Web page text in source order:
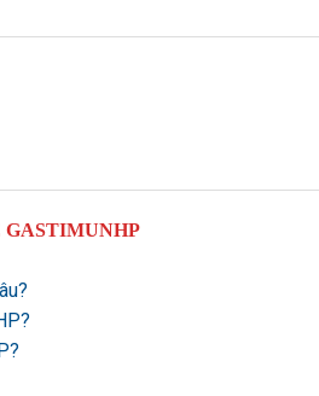
GASTIMUNHP